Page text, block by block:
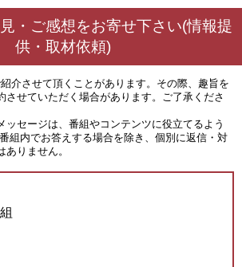
・ご感想をお寄せ下さい(情報提
供・取材依頼)
介させて頂くことがあります。その際、趣旨を
させていただく場合があります。ご了承くださ
ッセージは、番組やコンテンツに役立てるよう
組内でお答えする場合を除き、個別に返信・対
りません。